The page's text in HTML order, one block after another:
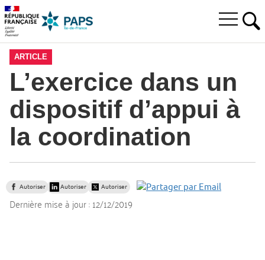
Aller
la
Aller
au
menu
Aller
au
contenu
Ouvrir
ARTICLE
L’exercice dans un
dispositif d’appui à
la coordination
Autoriser Autoriser Autoriser
Dernière mise à jour :12/12/2019